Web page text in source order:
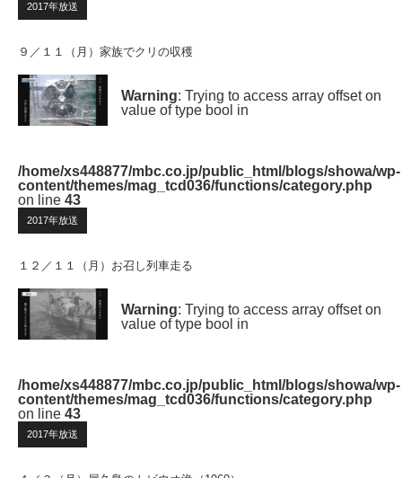
2017年放送
９／１１（月）家族でクリの収穫
Warning: Trying to access array offset on
value of type bool in
/home/xs448877/mbc.co.jp/public_html/blogs/showa/wp-
content/themes/mag_tcd036/functions/category.php
on line 43
2017年放送
１２／１１（月）お召し列車走る
Warning: Trying to access array offset on
value of type bool in
/home/xs448877/mbc.co.jp/public_html/blogs/showa/wp-
content/themes/mag_tcd036/functions/category.php
on line 43
2017年放送